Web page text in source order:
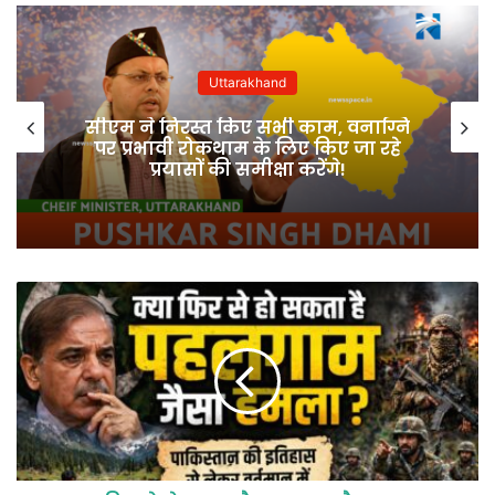
Uttarakhand
सीएम ने निरस्त किए सभी काम, वनाग्नि
पर प्रभावी रोकथाम के लिए किए जा रहे
प्रयासों की समीक्षा करेंगे!